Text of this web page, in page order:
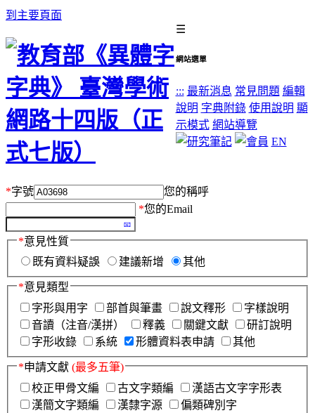
到主要頁面
☰
網站選單
::: 最新消息 常見問題 編輯
說明 字典附錄 使用說明 顯
示模式 網站導覽
EN
*字號
您的稱呼
*您的Email
*意見性質
既有資料疑誤
建議新增 其他
*意見類型
字形與用字
部首與筆畫 說文釋形
字樣說明
音讀（注音/漢拼）
釋義 關鍵文獻
研訂說明
字形收錄
系統 形體資料表申請 其他
*申請文獻 (最多五筆)
校正甲骨文編
古文字類編
漢語古文字字形表
漢簡文字類編
漢隸字源
偏類碑別字